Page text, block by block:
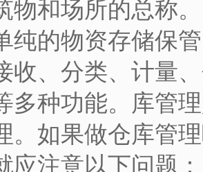
物和场所的总称
纯的物资存储保
收、分类、计量
多种功能。库管
。如果做仓库管
应注意以下问题：